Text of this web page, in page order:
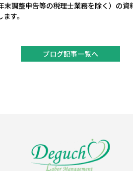
調整申告等の税理士業務を除く）の
す。
ブログ記事一覧へ